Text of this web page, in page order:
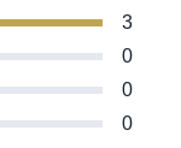
3
0
0
0